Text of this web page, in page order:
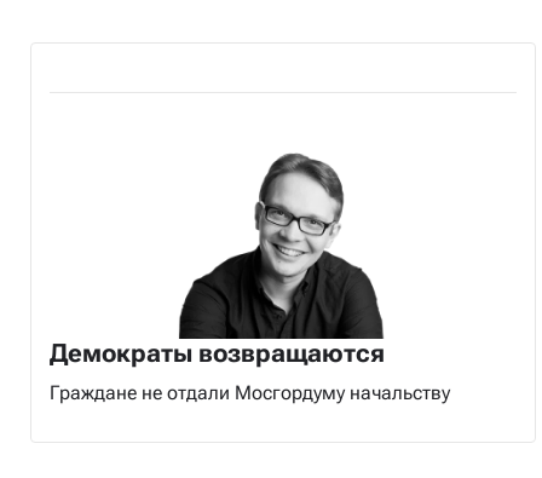
Демократы возвращаются
Граждане не отдали Мосгордуму начальству